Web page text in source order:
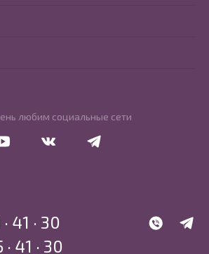
любим социальные сети
WhatsApp
41 · 30
41 · 30